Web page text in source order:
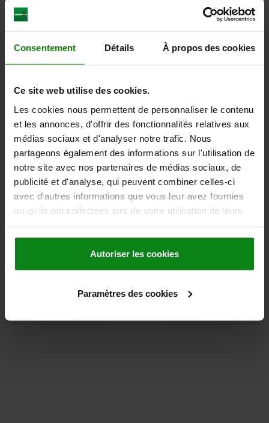
Consentement Détails À propos des cookies
Ce site web utilise des cookies.
Les cookies nous permettent de personnaliser le contenu
et les annonces, d'offrir des fonctionnalités relatives aux
médias sociaux et d'analyser notre trafic. Nous
partageons également des informations sur l'utilisation de
notre site avec nos partenaires de médias sociaux, de
publicité et d'analyse, qui peuvent combiner celles-ci
avec d'autres informations que vous leur avez fournies
ou qu'ils ont collectées lors de votre utilisation de leurs
Autoriser les cookies
Paramètres des cookies
7) Adaptateur pour cames en plastique ou
en zinc 05601-10
TÉLÉCHARGEMENTS
D'autres clients ont
05600-02
entraxe des trous de montage 50x50x50 mm, avec
cache, avec ou sans demi-cylindre profilé
15,64 €